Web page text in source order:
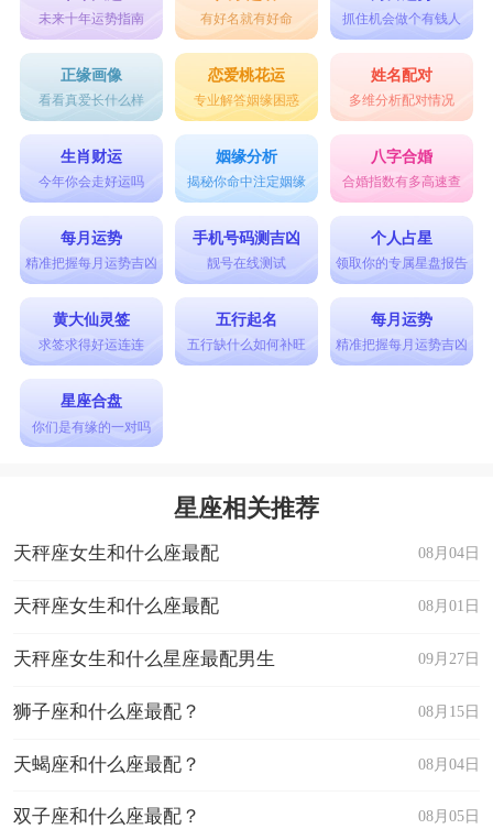
未来十年运势指南 有好名就有好命 抓住机会做个有钱人
正缘画像
看看真爱长什么样
恋爱桃花运
专业解答姻缘困惑
姓名配对
多维分析配对情况
生肖财运
今年你会走好运吗
姻缘分析
揭秘你命中注定姻缘
八字合婚
合婚指数有多高速查
每月运势
精准把握每月运势吉凶
手机号码测吉凶
靓号在线测试
个人占星
领取你的专属星盘报告
黄大仙灵签
求签求得好运连连
五行起名
五行缺什么如何补旺
每月运势
精准把握每月运势吉凶
星座合盘
你们是有缘的一对吗
星座相关推荐
08月04日
天秤座女生和什么座最配
08月01日
天秤座女生和什么座最配
09月27日
天秤座女生和什么星座最配男生
08月15日
狮子座和什么座最配？
08月04日
天蝎座和什么座最配？
08月05日
双子座和什么座最配？